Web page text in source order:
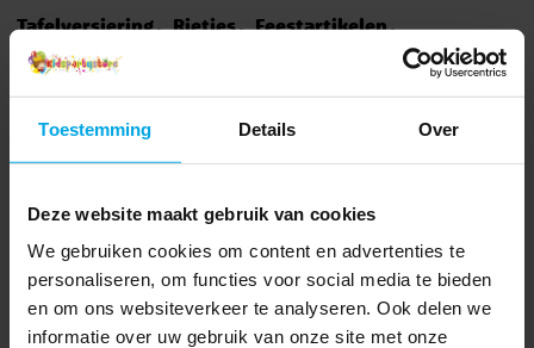
Toestemming Details Over
Deze website maakt gebruik van cookies
We gebruiken cookies om content en advertenties te
personaliseren, om functies voor social media te bieden
en om ons websiteverkeer te analyseren. Ook delen we
informatie over uw gebruik van onze site met onze
Tafelversiering Rietjes
Feestartikelen
Spiderman Versiering
Anderen kochten ook